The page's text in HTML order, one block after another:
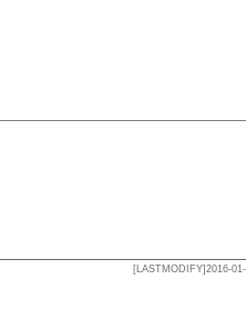
[LASTMODIFY]2016-